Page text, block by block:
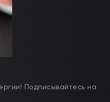
Подписывайтесь на